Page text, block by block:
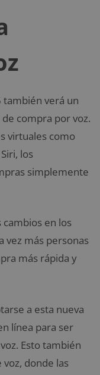
también verá un
compra por voz.
virtuales como
los
simplemente
cambios en los
vez más personas
más rápida y
a esta nueva
línea para ser
Esto también
voz, donde las